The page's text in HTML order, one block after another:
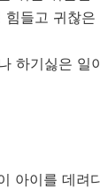
힘들고 귀찮
하기싫은 일
아이를 데려